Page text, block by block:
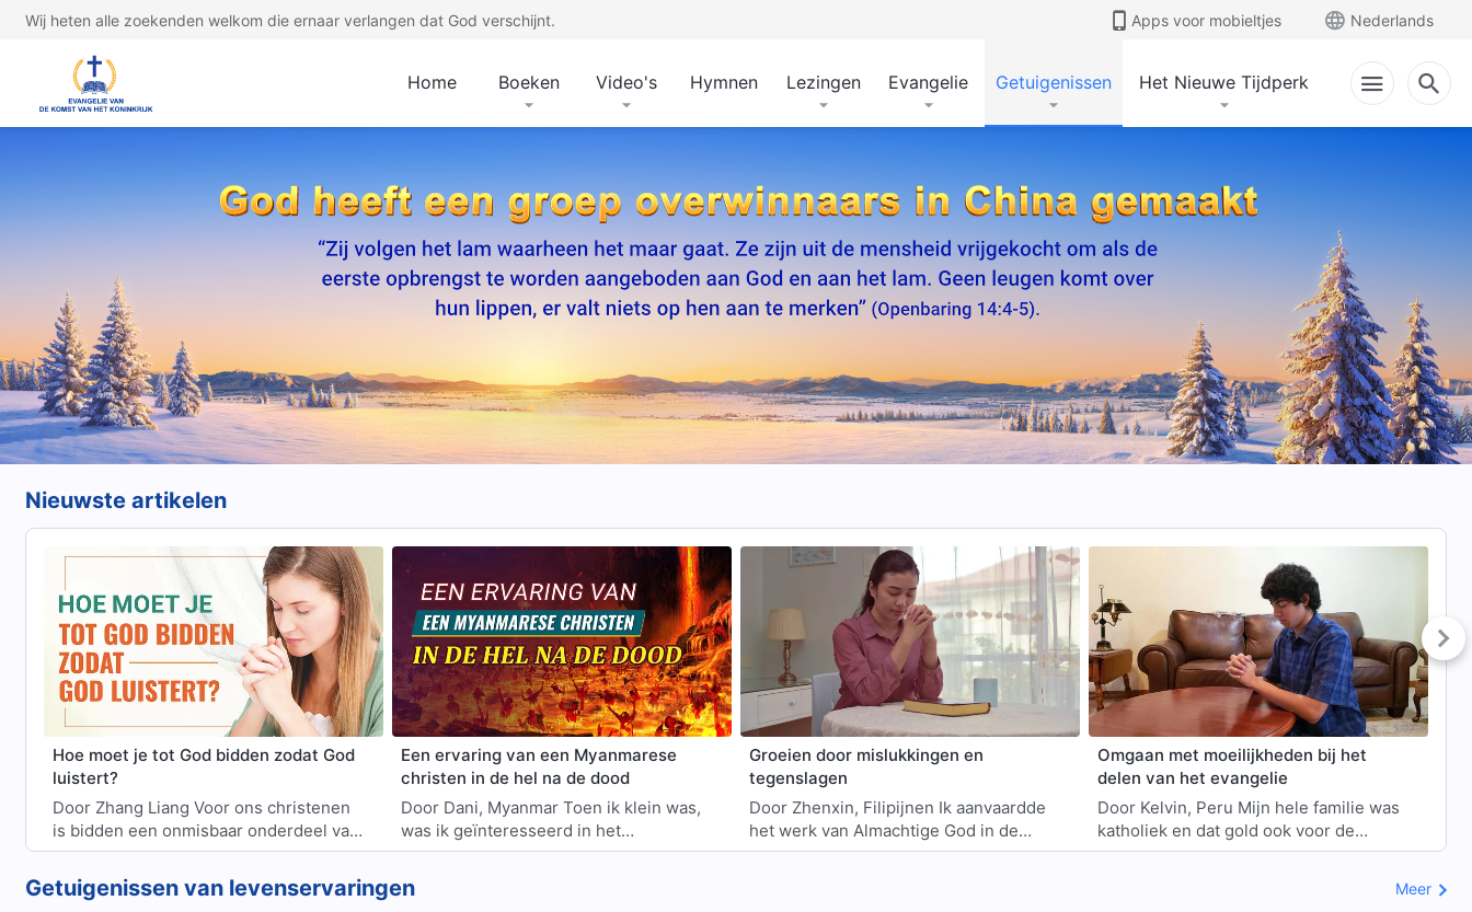
Wij heten alle zoekenden welkom die ernaar verlangen dat God verschijnt. Apps voor mobieltjes Nederlands
Home Boeken Video's Hymnen Lezingen Evangelie Getuigenissen Het Nieuwe Tijdperk
Nieuwste artikelen
Hoe moet je tot God bidden zodat God
luistert?
Door Zhang Liang Voor ons christenen
is bidden een onmisbaar onderdeel van
ons dagelijks leven en de meest
rechtstreekse manier om dicht bij Go…
Een ervaring van een Myanmarese
christen in de hel na de dood
Door Dani, Myanmar Toen ik klein was,
was ik geïnteresseerd in het
christendom maar omdat mijn familie
christen. Ik h…
Groeien door mislukkingen en
tegenslagen
Door Zhenxin, Filipijnen Ik aanvaardde
het werk van Almachtige God in de
laatste dagen in december 2020. Enkele
Omgaan met moeilijkheden bij het
delen van het evangelie
Door Kelvin, Peru Mijn hele familie was
katholiek en dat gold ook voor de
meeste dorpelingen daar. Maar omdat
Getuigenissen van levenservaringen Meer